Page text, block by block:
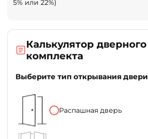
5% или 22%)
Калькулятор дверного
комплекта
Выберите тип открывания двери
Распашная дверь